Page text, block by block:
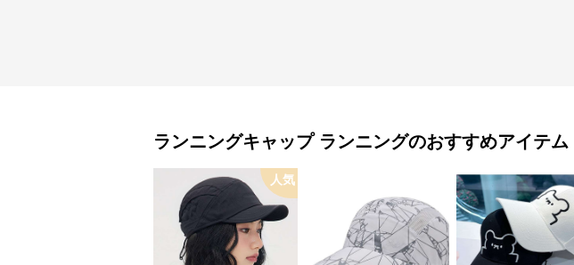
ランニングキャップ ランニングのおすすめアイテム
人気